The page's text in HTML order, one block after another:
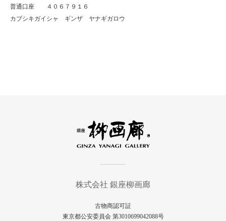
普通口座 ４０６７９１６
カブシキガイシャ ギンザ ヤナギガロウ
株式会社 銀座柳画廊
古物商認可証
東京都公安委員会 第3010699042088号